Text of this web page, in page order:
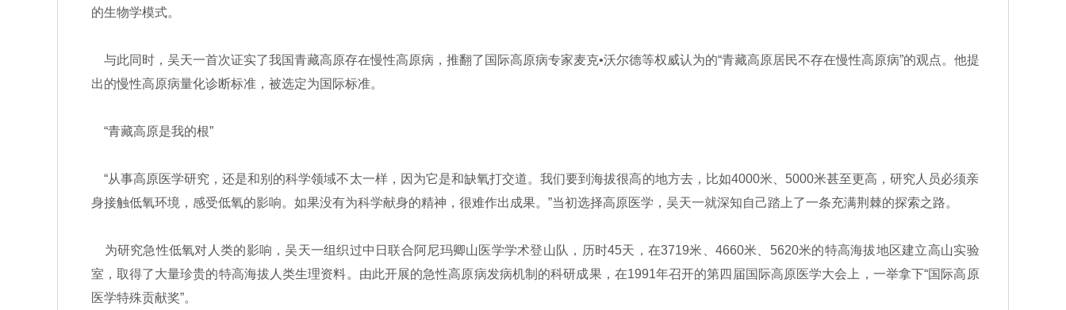
的生物学模式。
与此同时，吴天一首次证实了我国青藏高原存在慢性高原病，推翻了国际高原病专家麦克•沃尔德等权威认为的“青藏高原居民不存在慢性高原病”的观点。他提
出的慢性高原病量化诊断标准，被选定为国际标准。
“青藏高原是我的根”
“从事高原医学研究，还是和别的科学领域不太一样，因为它是和缺氧打交道。我们要到海拔很高的地方去，比如4000米、5000米甚至更高，研究人员必须亲
身接触低氧环境，感受低氧的影响。如果没有为科学献身的精神，很难作出成果。”当初选择高原医学，吴天一就深知自己踏上了一条充满荆棘的探索之路。
为研究急性低氧对人类的影响，吴天一组织过中日联合阿尼玛卿山医学学术登山队，历时45天，在3719米、4660米、5620米的特高海拔地区建立高山实验
室，取得了大量珍贵的特高海拔人类生理资料。由此开展的急性高原病发病机制的科研成果，在1991年召开的第四届国际高原医学大会上，一举拿下“国际高原
医学特殊贡献奖”。